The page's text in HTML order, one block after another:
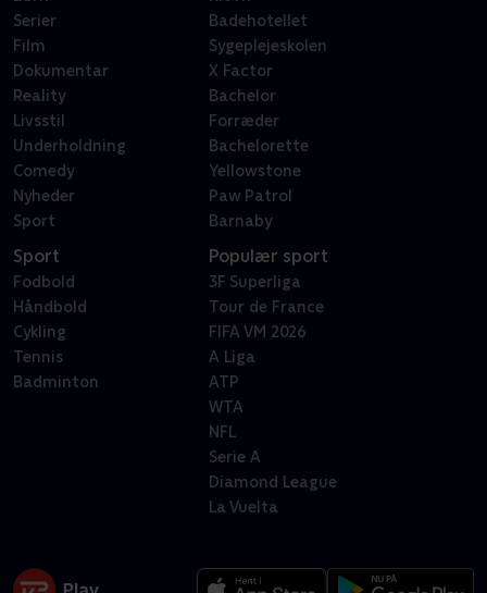
Serier
Film
Dokumentar
Reality
Livsstil
Underholdning
Comedy
Nyheder
Sport
Badehotellet
Sygeplejeskolen
X Factor
Bachelor
Forræder
Bachelorette
Yellowstone
Paw Patrol
Barnaby
Sport
Fodbold
Håndbold
Cykling
Tennis
Badminton
Populær sport
3F Superliga
Tour de France
FIFA VM 2026
A Liga
ATP
WTA
NFL
Serie A
Diamond League
La Vuelta